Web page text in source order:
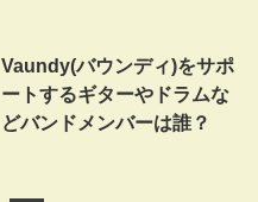
Vaundy(バウンディ)をサポ
ートするギターやドラムな
どバンドメンバーは誰？